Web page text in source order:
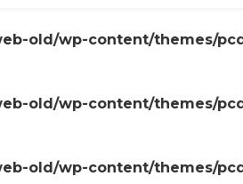
old/wp-content/themes/
old/wp-content/themes/
old/wp-content/themes/